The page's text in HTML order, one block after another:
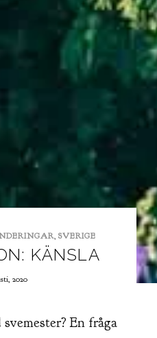
KÄNSLA
, SVERIGE
2020
En fråga